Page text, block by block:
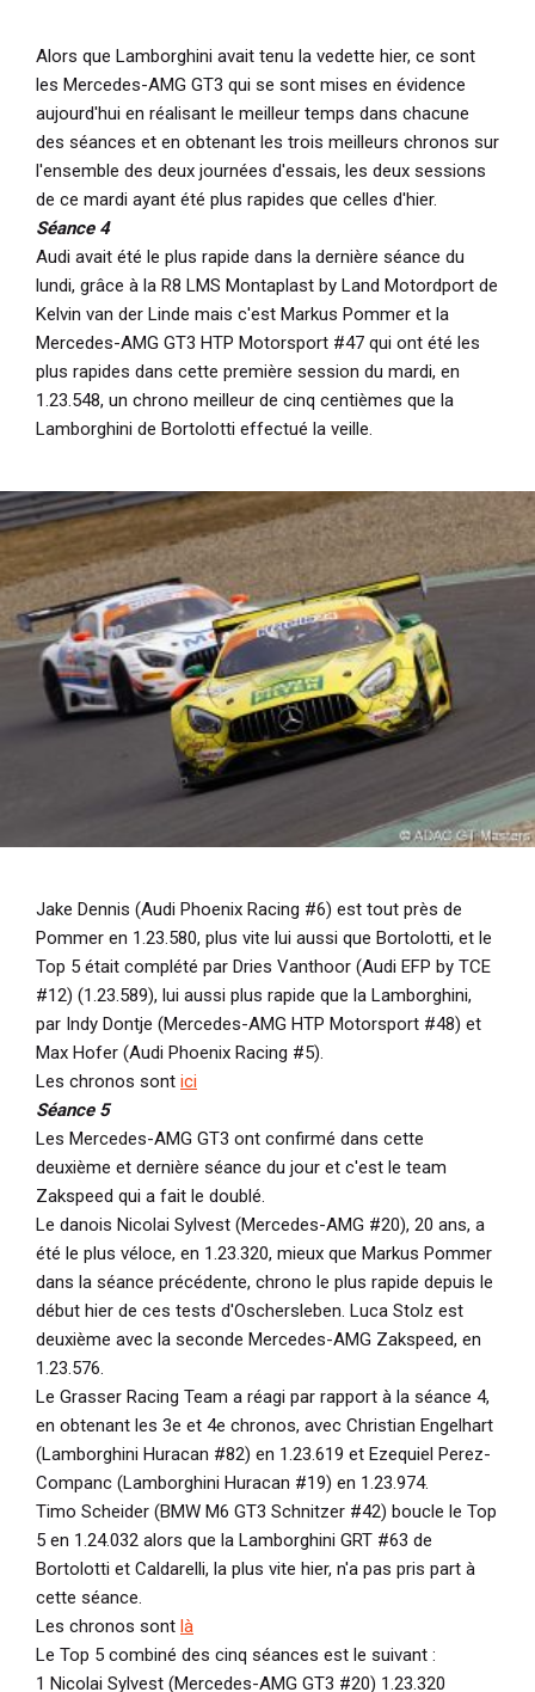
Alors que Lamborghini avait tenu la vedette hier, ce sont
les Mercedes-AMG GT3 qui se sont mises en évidence
aujourd'hui en réalisant le meilleur temps dans chacune
des séances et en obtenant les trois meilleurs chronos sur
l'ensemble des deux journées d'essais, les deux sessions
de ce mardi ayant été plus rapides que celles d'hier.
Séance 4
Audi avait été le plus rapide dans la dernière séance du
lundi, grâce à la R8 LMS Montaplast by Land Motordport de
Kelvin van der Linde mais c'est Markus Pommer et la
Mercedes-AMG GT3 HTP Motorsport #47 qui ont été les
plus rapides dans cette première session du mardi, en
1.23.548, un chrono meilleur de cinq centièmes que la
Lamborghini de Bortolotti effectué la veille.
Jake Dennis (Audi Phoenix Racing #6) est tout près de
Pommer en 1.23.580, plus vite lui aussi que Bortolotti, et le
Top 5 était complété par Dries Vanthoor (Audi EFP by TCE
#12) (1.23.589), lui aussi plus rapide que la Lamborghini,
par Indy Dontje (Mercedes-AMG HTP Motorsport #48) et
Max Hofer (Audi Phoenix Racing #5).
Les chronos sont ici
Séance 5
Les Mercedes-AMG GT3 ont confirmé dans cette
deuxième et dernière séance du jour et c'est le team
Zakspeed qui a fait le doublé.
Le danois Nicolai Sylvest (Mercedes-AMG #20), 20 ans, a
été le plus véloce, en 1.23.320, mieux que Markus Pommer
dans la séance précédente, chrono le plus rapide depuis le
début hier de ces tests d'Oschersleben. Luca Stolz est
deuxième avec la seconde Mercedes-AMG Zakspeed, en
1.23.576.
Le Grasser Racing Team a réagi par rapport à la séance 4,
en obtenant les 3e et 4e chronos, avec Christian Engelhart
(Lamborghini Huracan #82) en 1.23.619 et Ezequiel Perez-
Companc (Lamborghini Huracan #19) en 1.23.974.
Timo Scheider (BMW M6 GT3 Schnitzer #42) boucle le Top
5 en 1.24.032 alors que la Lamborghini GRT #63 de
Bortolotti et Caldarelli, la plus vite hier, n'a pas pris part à
cette séance.
Les chronos sont là
Le Top 5 combiné des cinq séances est le suivant :
1 Nicolai Sylvest (Mercedes-AMG GT3 #20) 1.23.320